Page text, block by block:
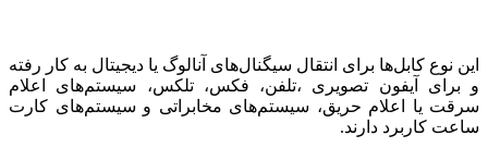
این نوع کابل‌ها برای انتقال سیگنال‌های آنالوگ یا دیجیتال به کار رفته
و برای آیفون تصویری ،تلفن، فکس، تلکس، سیستم‌های اعلام
سرقت یا اعلام حریق، سیستم‌های مخابراتی و سیستم‌های کارت
ساعت کاربرد دارند.